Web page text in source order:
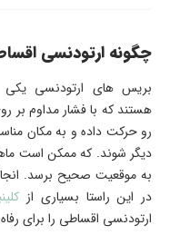
چگونه ارتودنسی
بریس های ارتودنسی یکی
هستند که با فشار مداوم بر
رو حرکت داده و به مکان
دیگر شوند. که ممکن است
به موقعیت صحیح برسد.
در این راستا بسیاری از
ارتودنسی اقساطی را برای